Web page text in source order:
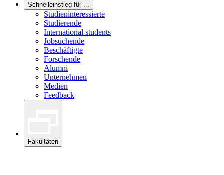
Schnelleinstieg für ...
Studieninteressierte
Studierende
International students
Jobsuchende
Beschäftigte
Forschende
Alumni
Unternehmen
Medien
Feedback
Fakultäten